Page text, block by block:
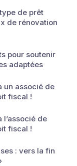
de prêt
de rénovation
pour soutenir
adaptées
un associé de
fiscal !
l’associé de
fiscal !
: vers la fin